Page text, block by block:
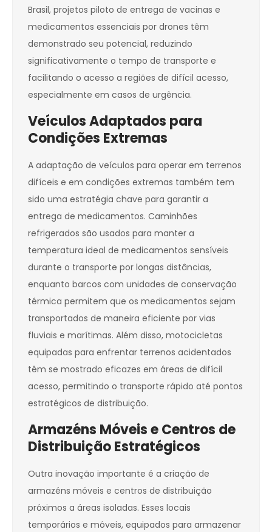
Brasil, projetos piloto de entrega de vacinas e
medicamentos essenciais por drones têm
demonstrado seu potencial, reduzindo
significativamente o tempo de transporte e
facilitando o acesso a regiões de difícil acesso,
especialmente em casos de urgência.
Veículos Adaptados para
Condições Extremas
A adaptação de veículos para operar em terrenos
difíceis e em condições extremas também tem
sido uma estratégia chave para garantir a
entrega de medicamentos. Caminhões
refrigerados são usados para manter a
temperatura ideal de medicamentos sensíveis
durante o transporte por longas distâncias,
enquanto barcos com unidades de conservação
térmica permitem que os medicamentos sejam
transportados de maneira eficiente por vias
fluviais e marítimas. Além disso, motocicletas
equipadas para enfrentar terrenos acidentados
têm se mostrado eficazes em áreas de difícil
acesso, permitindo o transporte rápido até pontos
estratégicos de distribuição.
Armazéns Móveis e Centros de
Distribuição Estratégicos
Outra inovação importante é a criação de
armazéns móveis e centros de distribuição
próximos a áreas isoladas. Esses locais
temporários e móveis, equipados para armazenar